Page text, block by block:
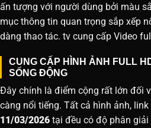
ấn tượng với người dùng bởi màu
mục thông tin quan trọng sắp xếp
dàng thao tác. tv cung cấp Video
CUNG CẤP HÌNH ẢNH FULL
SỐNG ĐỘNG
Đây chính là điểm cộng rất lớn đối
càng nổi tiếng. Tất cả hình ảnh, link
11/03/2026 tại đều có độ phân